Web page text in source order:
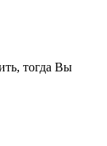
тогда Вы